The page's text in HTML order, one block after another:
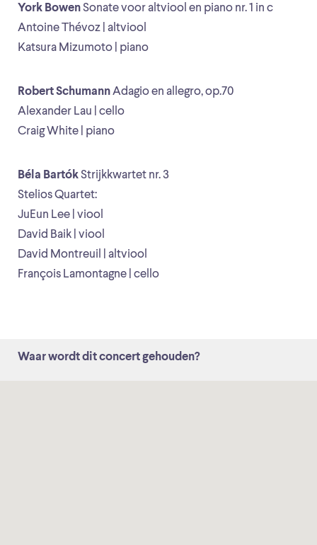
York BowenSonate voor altviool en piano nr. 1 in c
Antoine Thévoz | altviool
Katsura Mizumoto | piano
Robert SchumannAdagio en allegro, op.70
Alexander Lau | cello
Craig White | piano
Béla BartókStrijkkwartet nr. 3
Stelios Quartet:
JuEun Lee | viool
David Baik | viool
David Montreuil | altviool
François Lamontagne | cello
Waar wordt dit concert gehouden?